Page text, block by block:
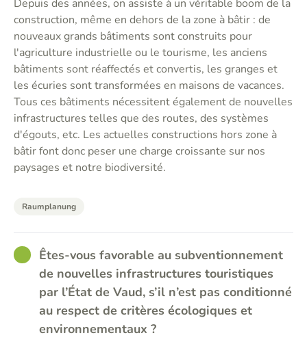
Depuis des années, on assiste à un véritable boom de la
construction, même en dehors de la zone à bâtir : de
nouveaux grands bâtiments sont construits pour
l'agriculture industrielle ou le tourisme, les anciens
bâtiments sont réaffectés et convertis, les granges et
les écuries sont transformées en maisons de vacances.
Tous ces bâtiments nécessitent également de nouvelles
infrastructures telles que des routes, des systèmes
d'égouts, etc. Les actuelles constructions hors zone à
bâtir font donc peser une charge croissante sur nos
paysages et notre biodiversité.
Raumplanung
GOODÊtes-vous favorable au subventionnement
de nouvelles infrastructures touristiques
par l’État de Vaud, s’il n’est pas conditionné
au respect de critères écologiques et
environnementaux ?